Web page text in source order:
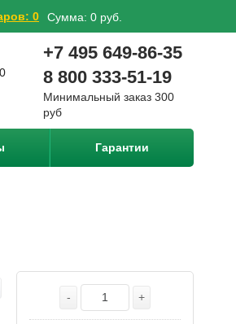
0 Сумма: 0 руб.
+7 495 649-86-35
8 800 333-51-19
Минимальный заказ 300
руб
Гарантии
- +